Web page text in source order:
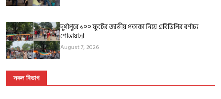
দুর্গাপুরে ১০০ ফুটের জাতীয় পতাকা নিয়ে এবিভিপির বর্ণাঢ্য
শোভাযাত্রা
August 7, 2026
সকল বিভাগ